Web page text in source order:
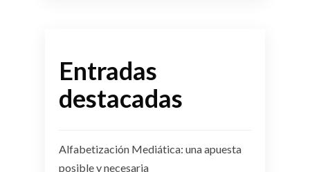
Entradas
destacadas
Alfabetización Mediática: una apuesta
posible y necesaria